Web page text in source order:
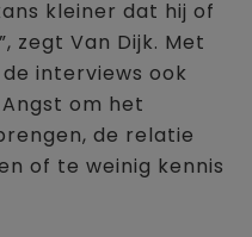
kleiner dat hij of
zegt Van Dijk. Met
interviews ook
om het
de relatie
of te weinig kennis